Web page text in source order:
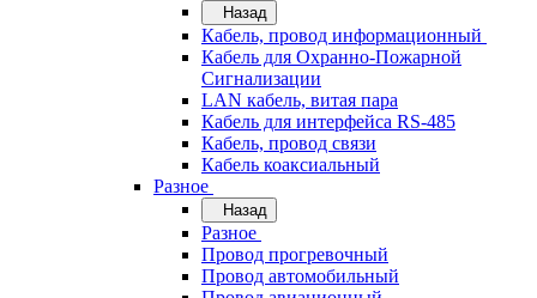
Назад
Кабель, провод информационный
Кабель для Охранно-Пожарной
Сигнализации
LAN кабель, витая пара
Кабель для интерфейса RS-485
Кабель, провод связи
Кабель коаксиальный
Разное
Назад
Разное
Провод прогревочный
Провод автомобильный